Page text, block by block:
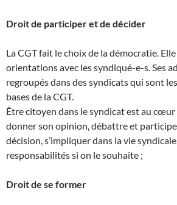
Droit de participer et de décider
La CGT fait le choix de la démocratie.
orientations avec les syndiqué-e-s. Ses
regroupés dans des syndicats qui sont
bases de la CGT.
Être citoyen dans le syndicat est au cœur
donner son opinion, débattre et
décision, s’impliquer dans la vie
responsabilités si on le souhaite ;
Droit de se former